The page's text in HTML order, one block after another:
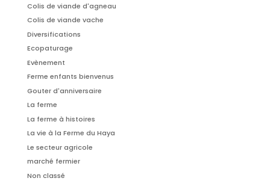
Colis de viande d'agneau
Colis de viande vache
Diversifications
Ecopaturage
Evènement
Ferme enfants bienvenus
Gouter d'anniversaire
La ferme
La ferme à histoires
La vie à la Ferme du Haya
Le secteur agricole
marché fermier
Non classé